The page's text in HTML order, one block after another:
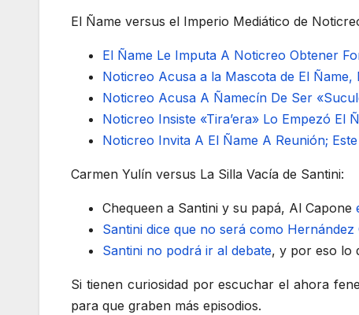
El Ñame versus el Imperio Mediático de
El Ñame Le Imputa A Noticreo Obtener
Noticreo Acusa a la Mascota de El
Noticreo Acusa A Ñamecín De Ser
Noticreo Insiste «Tira’era» Lo Empezó El
Noticreo Invita A El Ñame A Reunión;
Carmen Yulín versus La Silla Vacía de Santini:
Chequeen a Santini y su papá, Al Capone
Santini dice que no será como Hernández
Santini no podrá ir al debate, y por eso lo
Si tienen curiosidad por escuchar el ahora
para que graben más episodios.